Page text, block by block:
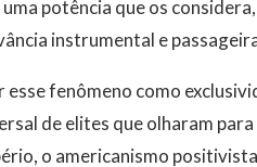
potência que os
instrumental e
fenômeno como
de elites que olharam
o americanismo